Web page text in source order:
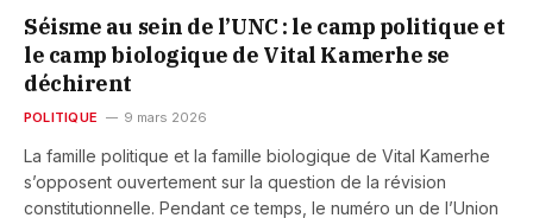
Séisme au sein de l’UNC : le camp politique et
le camp biologique de Vital Kamerhe se
déchirent
POLITIQUE 9 mars 2026
La famille politique et la famille biologique de Vital Kamerhe
s’opposent ouvertement sur la question de la révision
constitutionnelle. Pendant ce temps, le numéro un de l’Union